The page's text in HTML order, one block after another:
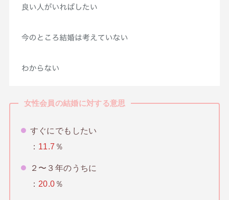
女性会員の結婚に対する意思
すぐにでもしたい
： 11.7 ％
２〜３年のうちに
： 20.0 ％